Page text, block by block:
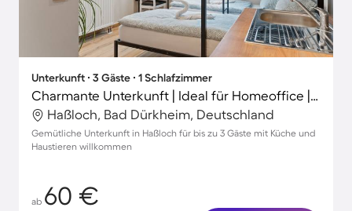
Unterkunft ∙ 3 Gäste ∙ 1 Schlafzimmer
Charmante Unterkunft | Ideal für Homeoffice | Hunde erlaubt
Haßloch, Bad Dürkheim, Deutschland
Gemütliche Unterkunft in Haßloch für bis zu 3 Gäste mit Küche und
Haustieren willkommen
ab 60 €